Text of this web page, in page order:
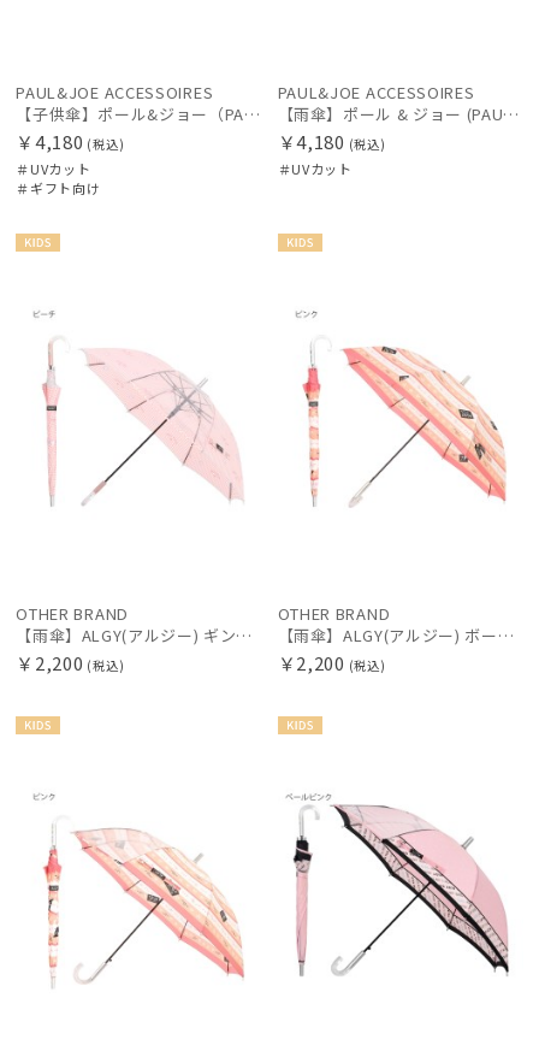
マフラー・ストール・スカーフ
その他
カラー
価格・割引率
在庫表示
販売状況
入荷状況
PAUL&JOE ACCESSOIRES
【子供傘】ポール&ジョー（PAUL & JOE ACCESSOIRES）クリザンテーム 通学用雨傘 窓付き UV
￥4,180 (税込)
＃UVカット
＃ギフト向け
PAUL&JOE ACCESSOIRES
【雨傘】ポール & ジョー (PAUL & JOE ACCESSOIRES) クリザンテーム 通学 子供傘 UV
￥4,180 (税込)
＃UVカット
OTHER BRAND
【雨傘】ALGY(アルジー) ギンガムチェック フラワー キッズ長傘 UV加工 ジャンプ式 ガールズ
￥2,200 (税込)
OTHER BRAND
【雨傘】ALGY(アルジー) ボーダー さくらんぼ ハート キッズ長傘 UV加工 ジャンプ式 ガールズ
￥2,200 (税込)